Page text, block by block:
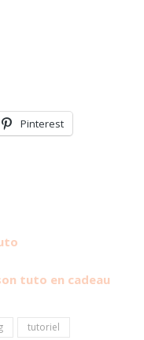
Pinterest
tuto en cadeau
tutoriel